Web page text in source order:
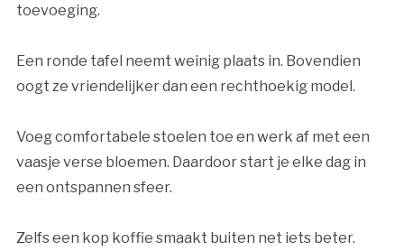
toevoeging.
Een ronde tafel neemt weinig plaats in. Bovendien
oogt ze vriendelijker dan een rechthoekig model.
Voeg comfortabele stoelen toe en werk af met een
vaasje verse bloemen. Daardoor start je elke dag in
een ontspannen sfeer.
Zelfs een kop koffie smaakt buiten net iets beter.